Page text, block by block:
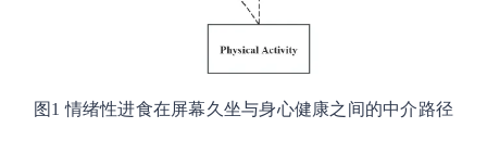
图1 情绪性进食在屏幕久坐与身心健康之间的中介路径